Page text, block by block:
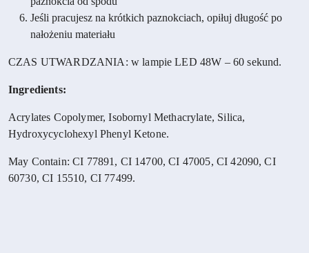
Jeśli pracujesz na krótkich paznokciach, opiłuj długość po
nałożeniu materiału
CZAS UTWARDZANIA: w lampie LED 48W – 60 sekund.
Ingredients:
Acrylates Copolymer, Isobornyl Methacrylate, Silica,
Hydroxycyclohexyl Phenyl Ketone.
May Contain: CI 77891, CI 14700, CI 47005, CI 42090, CI
60730, CI 15510, CI 77499.